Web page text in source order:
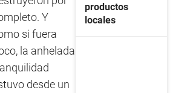
Y
si fuera
la anhelada
desde un
productos
locales